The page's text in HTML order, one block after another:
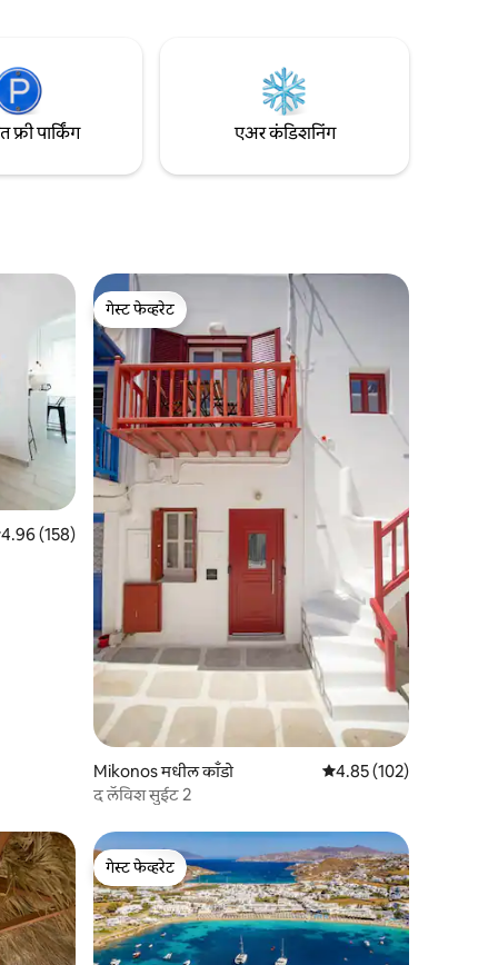
फ्री पार्किंग एअर कंडिशनिंग
4.96 सरासरी रेटिंग, 158 रिव्ह्यूज
4.96 (158)
गेस्ट फेव्हरेट
गेस्ट फेव्हरेट
Mikonos मधील काँडो 5 पैकी 4.85 सरासरी रेटिंग,
4.85 (102)
द लॅविश सुईट 2
गेस्ट फेव्हरेट
गेस्ट फेव्हरेट